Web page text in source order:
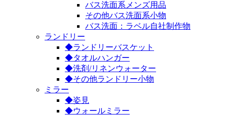
バス洗面系メンズ用品
その他バス洗面系小物
バス洗面：ラベル自社制作物
ランドリー
◆ランドリーバスケット
◆タオルハンガー
◆洗剤/リネンウォーター
◆その他ランドリー小物
ミラー
◆姿見
◆ウォールミラー